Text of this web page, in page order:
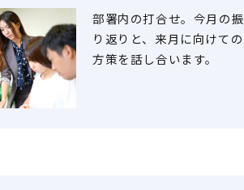
部署内の打合せ。今月の振
り返りと、来月に向けての
方策を話し合います。